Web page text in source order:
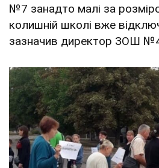
№7 занадто малі за
колишній школі вже
зазначив директор ЗОШ